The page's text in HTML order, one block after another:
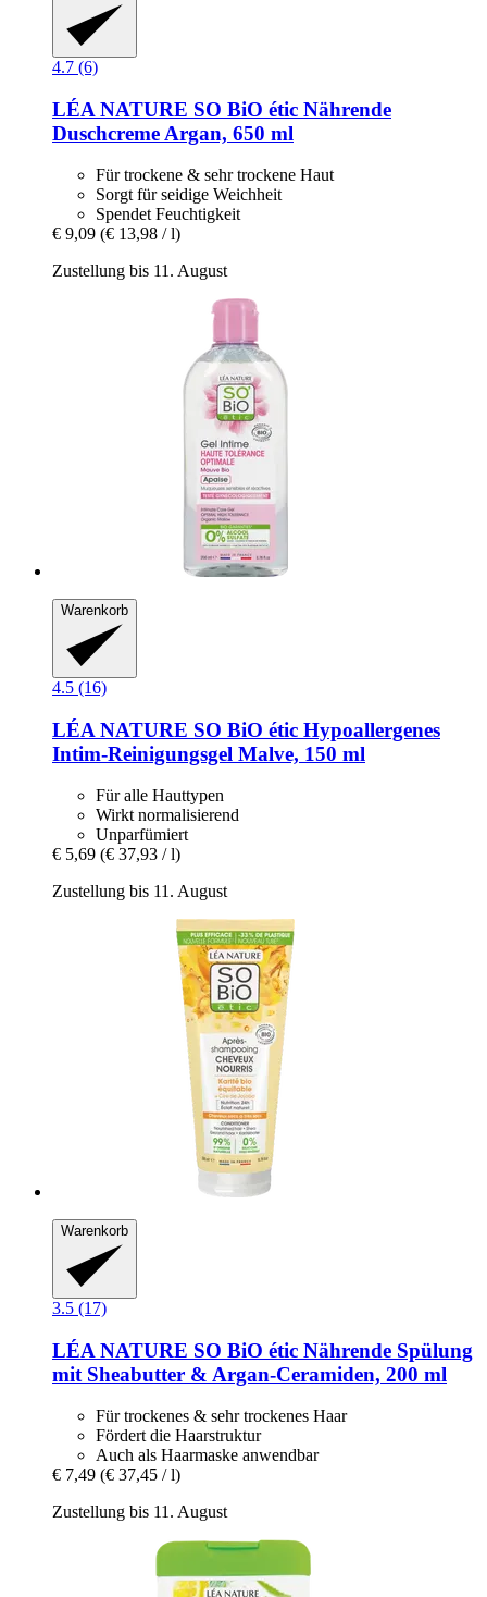
4.7 (6)
LÉA NATURE SO BiO étic Nährende
Duschcreme Argan, 650 ml
Für trockene & sehr trockene Haut
Sorgt für seidige Weichheit
Spendet Feuchtigkeit
€ 9,09 (€ 13,98 / l)
Zustellung bis 11. August
Warenkorb
4.5 (16)
LÉA NATURE SO BiO étic Hypoallergenes
Intim-​Reinigungsgel Malve, 150 ml
Für alle Hauttypen
Wirkt normalisierend
Unparfümiert
€ 5,69 (€ 37,93 / l)
Zustellung bis 11. August
Warenkorb
3.5 (17)
LÉA NATURE SO BiO étic Nährende Spülung
mit Sheabutter & Argan-​Ceramiden, 200 ml
Für trockenes & sehr trockenes Haar
Fördert die Haarstruktur
Auch als Haarmaske anwendbar
€ 7,49 (€ 37,45 / l)
Zustellung bis 11. August